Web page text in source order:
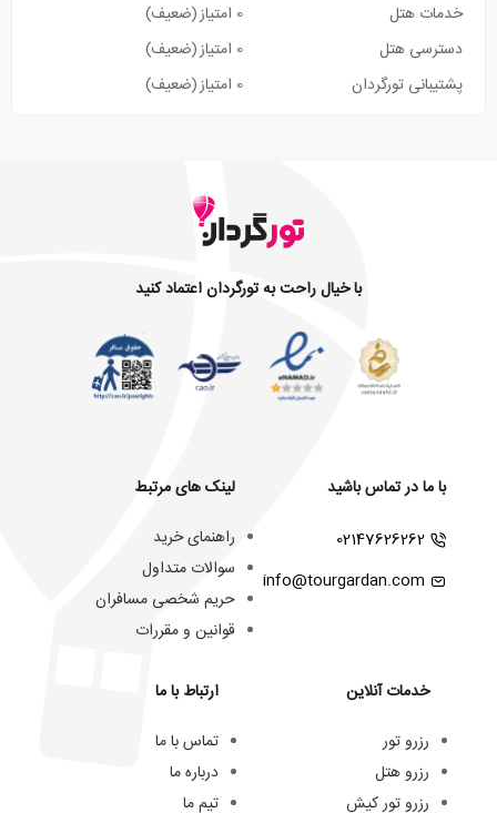
خدمات هتل
0 امتیاز
(ضعیف)
دسترسی هتل
0 امتیاز
(ضعیف)
پشتیبانی تورگردان
0 امتیاز (ضعیف)
با خیال راحت به تورگردان اعتماد کنید
با ما در تماس باشید
02147626262
info@tourgardan.com
خدمات آنلاین
رزرو تور
رزرو هتل
رزرو تور کیش
لینک های مرتبط
راهنمای خرید
سوالات متداول
حریم شخصی مسافران
قوانین و مقررات
ارتباط با ما
تماس با ما
درباره ما
تیم ما